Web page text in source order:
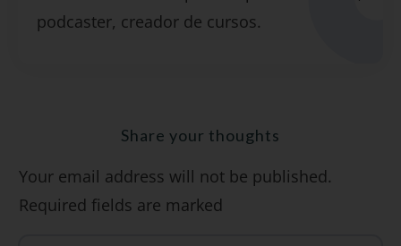
"7 errores comunes al hablar inglés (y
SÍ, QUIERO
podcaster, creador de cursos.
Share your thoughts
Your email address will not be published.
Required fields are marked